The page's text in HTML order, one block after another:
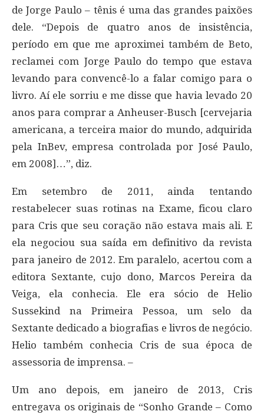
de Jorge Paulo – tênis é uma das grandes paixões
dele. “Depois de quatro anos de insistência,
período em que me aproximei também de Beto,
reclamei com Jorge Paulo do tempo que estava
levando para convencê-lo a falar comigo para o
livro. Aí ele sorriu e me disse que havia levado 20
anos para comprar a Anheuser-Busch [cervejaria
americana, a terceira maior do mundo, adquirida
pela InBev, empresa controlada por José Paulo,
em 2008]…”, diz.
Em setembro de 2011, ainda tentando
restabelecer suas rotinas na Exame, ficou claro
para Cris que seu coração não estava mais ali. E
ela negociou sua saída em definitivo da revista
para janeiro de 2012. Em paralelo, acertou com a
editora Sextante, cujo dono, Marcos Pereira da
Veiga, ela conhecia. Ele era sócio de Helio
Sussekind na Primeira Pessoa, um selo da
Sextante dedicado a biografias e livros de negócio.
Helio também conhecia Cris de sua época de
assessoria de imprensa. –
Um ano depois, em janeiro de 2013, Cris
entregava os originais de “Sonho Grande – Como